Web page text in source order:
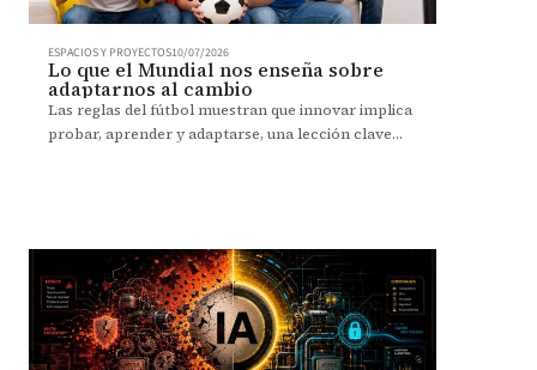
ESPACIOS Y PROYECTOS10/07/2026
Lo que el Mundial nos enseña sobre
adaptarnos al cambio
Las reglas del fútbol muestran que innovar implica
probar, aprender y adaptarse, una lección clave